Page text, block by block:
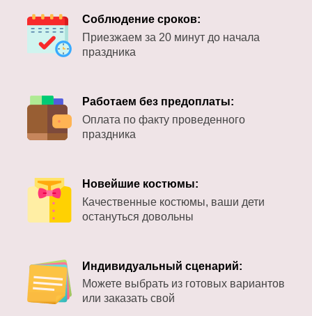
Соблюдение сроков:
Приезжаем за 20 минут до начала
праздника
Работаем без предоплаты:
Оплата по факту проведенного
праздника
Новейшие костюмы:
Качественные костюмы, ваши дети
остануться довольны
Индивидуальный сценарий:
Можете выбрать из готовых вариантов
или заказать свой